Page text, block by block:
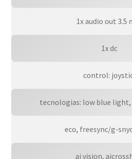
1x audio out 3.5
1x dc
 control:
 tecnologias: low blue
eco, freesync/g-
ai vision,